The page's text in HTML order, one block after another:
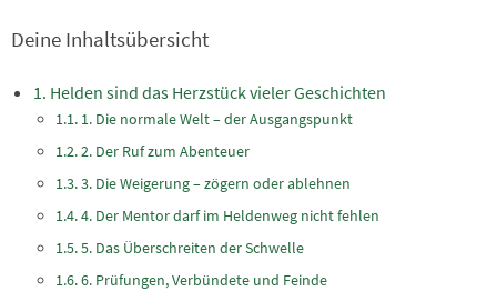
Deine Inhaltsübersicht
Helden sind das Herzstück vieler Geschichten
1. Die normale Welt – der Ausgangspunkt
2. Der Ruf zum Abenteuer
3. Die Weigerung – zögern oder ablehnen
4. Der Mentor darf im Heldenweg nicht fehlen
5. Das Überschreiten der Schwelle
6. Prüfungen, Verbündete und Feinde